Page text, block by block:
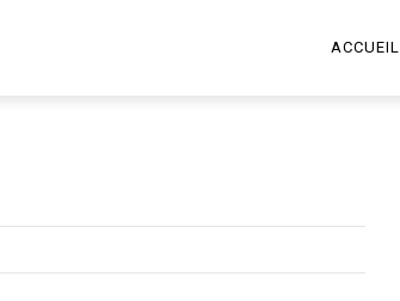
ACCUEIL